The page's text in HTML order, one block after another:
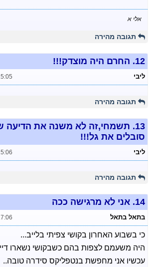
אלי א
תגובה מהירה
12. החרם היה מוצדק!!!
ליבי
תגובה מהירה
13. תשמחי,זה לא משנה את הדיעה
סובלים את גל!!!
ליבי
תגובה מהירה
14. אני לא מרגישה ככה
בתאל בתאל
כי בשבוע האחרון בקושי צפיתי בלייב...
היה משעמם לצפות בהם כשבקושי נשארו
עכשיו אני מחפשת בנטפליקס סידרה טובה..